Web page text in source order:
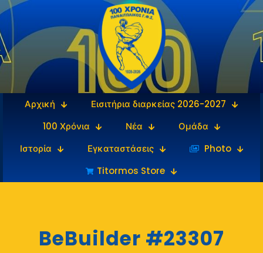
Αρχική
Εισιτήρια διαρκείας 2026-2027
100 Χρόνια
Νέα
Ομάδα
Ιστορία
Εγκαταστάσεις
‎‏‏‎ ‎Photo
Titormos Store
BeBuilder #23307